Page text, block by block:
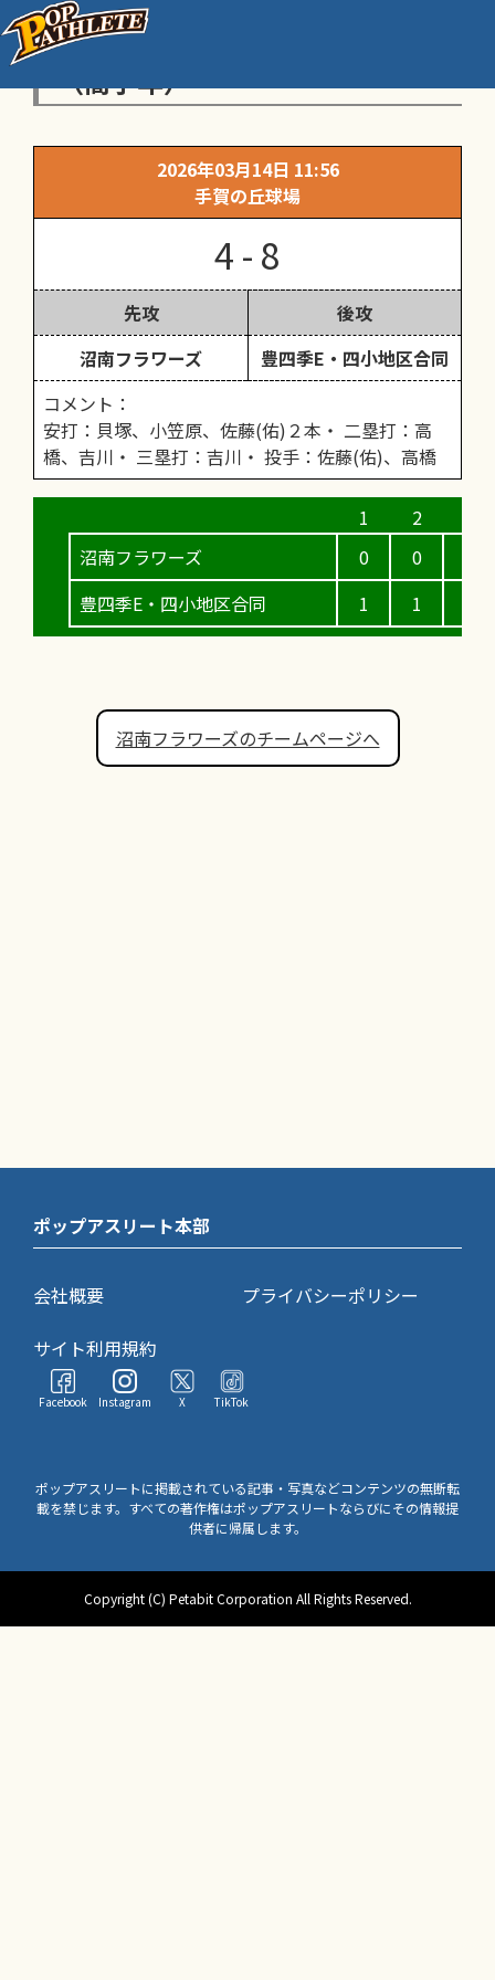
スポ少県大会柏市予選・二回戦
（高学年）
2026年03月14日 11:56
手賀の丘球場
4 - 8
先攻
後攻
沼南フラワーズ
豊四季E・四小地区合同
コメント：
安打：貝塚、小笠原、佐藤(佑)２本・ 二塁打：高
橋、吉川・ 三塁打：吉川・ 投手：佐藤(佑)、高橋
沼南フラワーズ
豊四季E・四小地区合同
0
1
0
1
沼南フラワーズのチームページへ
ポップアスリート本部
会社概要
プライバシーポリシー
サイト利用規約
Facebook Instagram X TikTok
ポップアスリートに掲載されている記事・写真などコンテンツの無断転
載を禁じます。すべての著作権はポップアスリートならびにその情報提
供者に帰属します。
Copyright (C) Petabit Corporation All Rights Reserved.